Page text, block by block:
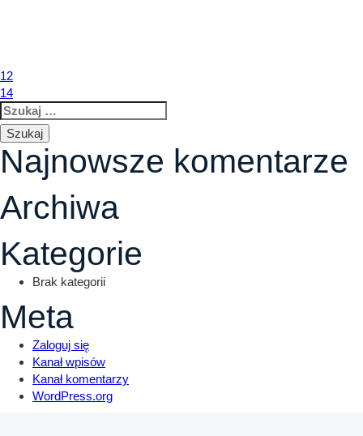
Nawigacja
wpisu
12
14
Szukaj:
Najnowsze komentarze
Archiwa
Kategorie
Brak kategorii
Meta
Zaloguj się
Kanał wpisów
Kanał komentarzy
WordPress.org